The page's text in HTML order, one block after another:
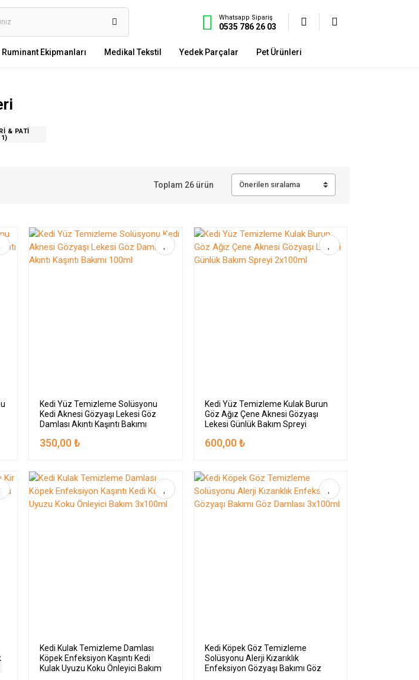
Whatsapp Sipariş
0535 786 26 03
Ruminant Ekipmanları Medikal Tekstil Yedek Parçalar Pet Ürünleri
& PATI
Toplam 26 ürün
Kedi Yüz Temizleme Solüsyonu
Kedi Aknesi Gözyaşı Lekesi Göz
Damlası Akıntı Kaşıntı Bakımı
350,00 ₺
Kedi Yüz Temizleme Kulak Burun
Göz Ağız Çene Aknesi Gözyaşı
Lekesi Günlük Bakım Spreyi
600,00 ₺
Kedi Kulak Temizleme Damlası
Köpek Enfeksiyon Kaşıntı Kedi
Kulak Uyuzu Koku Önleyici Bakım
Kedi Köpek Göz Temizleme
Solüsyonu Alerji Kızarıklık
Enfeksiyon Gözyaşı Bakımı Göz